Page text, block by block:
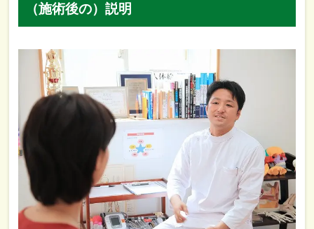
（施術後の）説明